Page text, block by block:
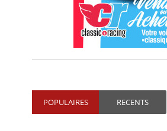
POPULAIRES RECENTS